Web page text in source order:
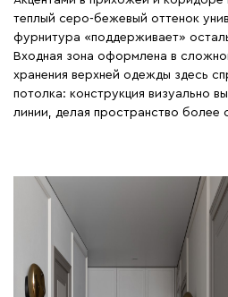
теплый серо-бежевый оттенок
фурнитура «поддерживает»
Входная зона оформлена в
хранения верхней одежды здесь
потолка: конструкция визуально
линии, делая пространство более